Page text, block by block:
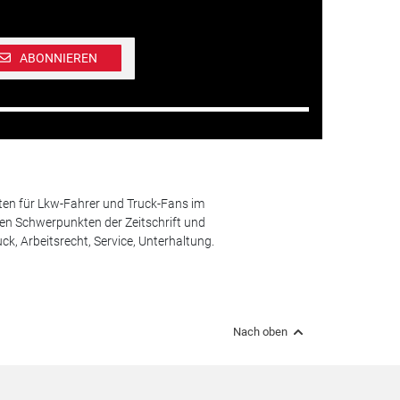
ABONNIEREN
für Lkw-Fahrer und Truck-Fans im
Schwerpunkten der Zeitschrift und
Arbeitsrecht, Service, Unterhaltung.
Nach oben